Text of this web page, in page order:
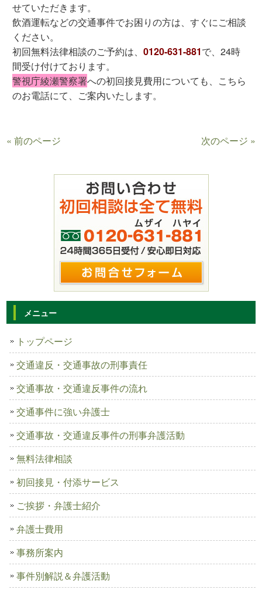
せていただきます。
飲酒運転などの交通事件でお困りの方は、すぐにご相談
ください。
初回無料法律相談のご予約は、0120-631-881で、24時
間受け付けております。
警視庁綾瀬警察署への初回接見費用についても、こちら
のお電話にて、ご案内いたします。
« 前のページ 次のページ »
メニュー
トップページ
交通違反・交通事故の刑事責任
交通事故・交通違反事件の流れ
交通事件に強い弁護士
交通事故・交通違反事件の刑事弁護活動
無料法律相談
初回接見・付添サービス
ご挨拶・弁護士紹介
弁護士費用
事務所案内
事件別解説＆弁護活動